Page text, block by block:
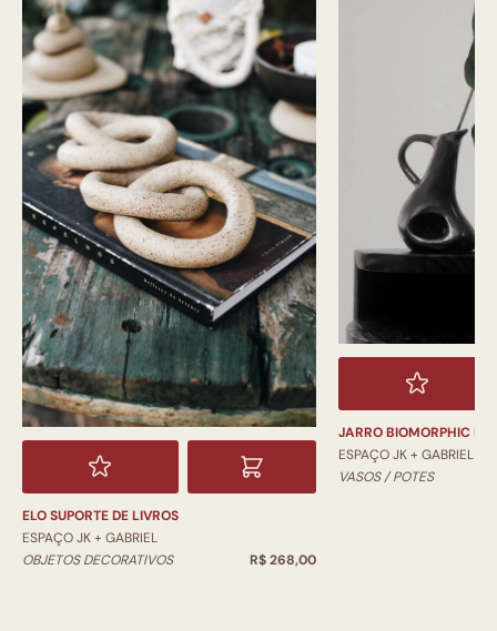
ELO SUPORTE DE LIVROS
ESPAÇO JK + GABRIEL
OBJETOS DECORATIVOS
R$ 268,00
JARRO BIOMORPHIC
ESPAÇO JK + GABRIEL
VASOS / POTES